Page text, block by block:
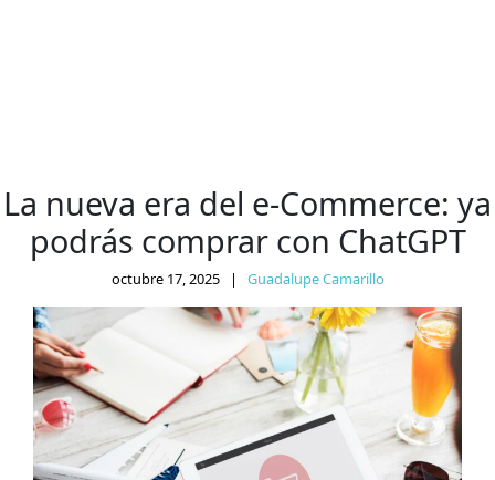
La nueva era del e-Commerce: ya
podrás comprar con ChatGPT
octubre 17, 2025 | Guadalupe Camarillo